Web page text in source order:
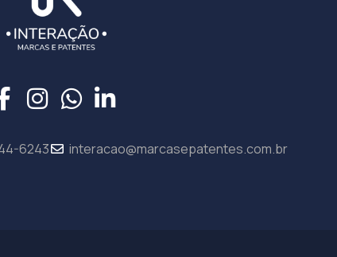
6243 interacao@marcasepatentes.com.br